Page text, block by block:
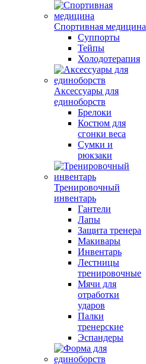
Спортивная медицина
Суппорты
Тейпы
Холодотерапия
Аксессуары для
единоборств
Брелоки
Костюм для
сгонки веса
Сумки и
рюкзаки
Тренировочный
инвентарь
Гантели
Лапы
Защита тренера
Макивары
Инвентарь
Лестницы
тренировочные
Мячи для
отработки
ударов
Палки
тренерские
Эспандеры